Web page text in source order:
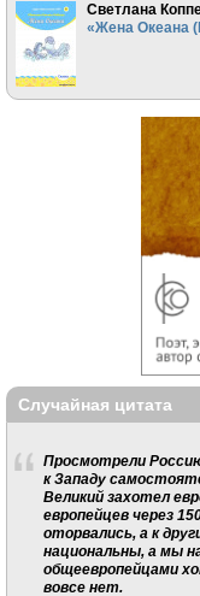
Светлана
«Жена Океана
Случайная цитата
Просмотрели
к Западу
Великий захотел
европейцев через
оторвались, а к
национальны, а мы
общеевропейцами
вовсе нет.